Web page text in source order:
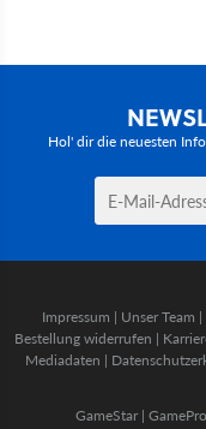
Hol' dir die neuesten
Impressum | Unser Team |
Bestellung widerrufen |
Mediadaten |
GameStar| GamePro